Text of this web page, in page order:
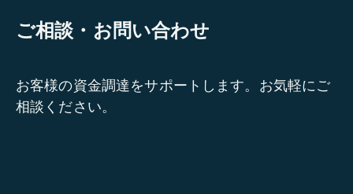
ご相談・お問い合わせ
お客様の資金調達をサポートします。お気軽にご
相談ください。